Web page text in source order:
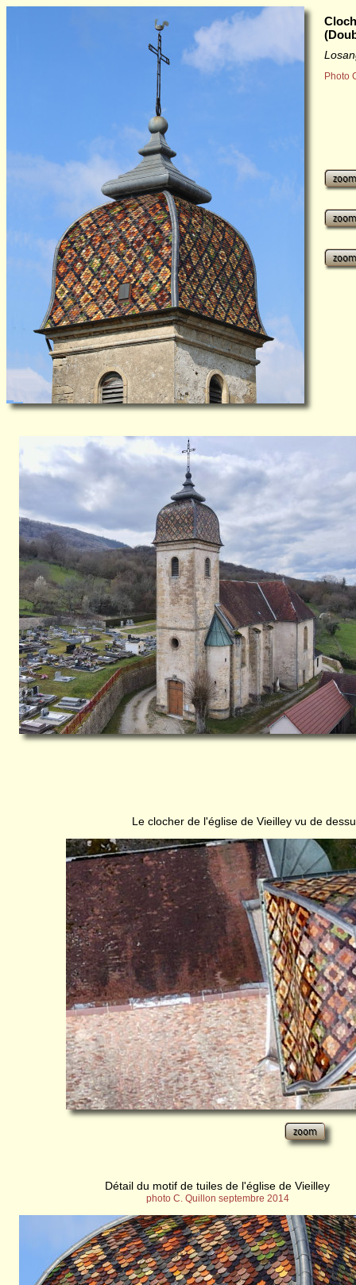
Photo
Le clocher de l'église de Vieilley vu de
Détail du motif de tuiles de l'église de Vieilley
photo C. Quillon septembre 2014